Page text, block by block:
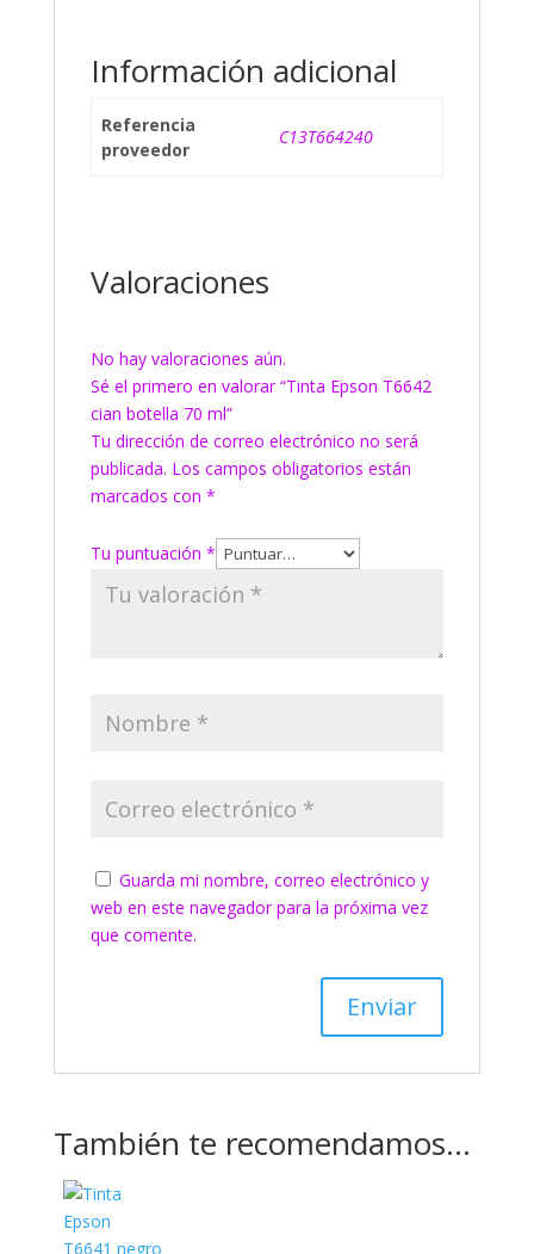
Información adicional
Referencia
proveedor
C13T664240
Valoraciones
No hay valoraciones aún.
Sé el primero en valorar “Tinta Epson T6642
cian botella 70 ml”
Tu dirección de correo electrónico no será
publicada. Los campos obligatorios están
marcados con *
Tu puntuación *
Guarda mi nombre, correo electrónico y
web en este navegador para la próxima vez
que comente.
También te recomendamos…